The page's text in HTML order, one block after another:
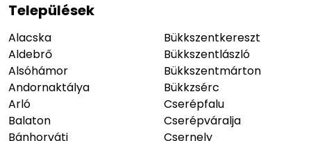
Települések
Alacska
Aldebrő
Alsóhámor
Andornaktálya
Arló
Balaton
Bánhorváti
Bükkszentkereszt
Bükkszentlászló
Bükkszentmárton
Bükkzsérc
Cserépfalu
Cserépváralja
Csernely